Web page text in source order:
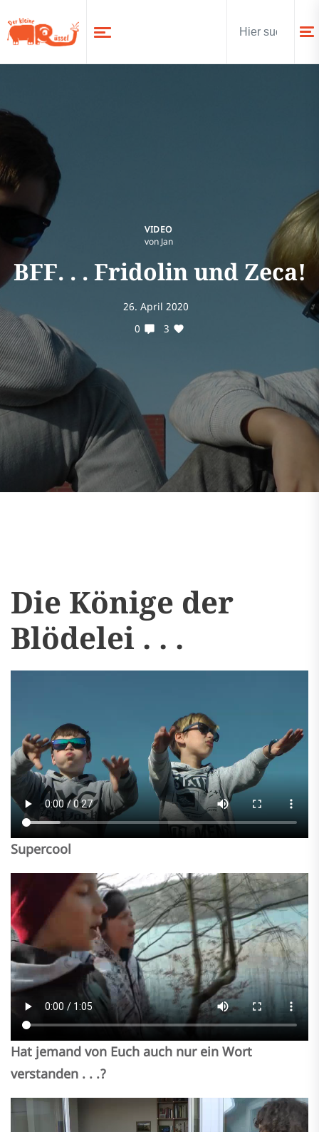
VIDEO
von Jan
BFF. . . Fridolin und Zeca!
26. April 2020
0
3
Die Könige der
Blödelei . . .
Supercool
Hat jemand von Euch auch nur ein Wort
verstanden . . .?